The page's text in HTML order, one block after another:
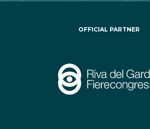
OFFICIAL PARTNER